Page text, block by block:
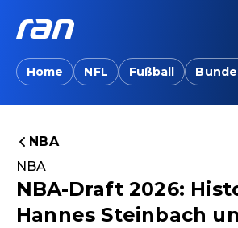
Home NFL Fußball
NBA
NBA
NBA-Draft 2026:
Hannes Steinbach